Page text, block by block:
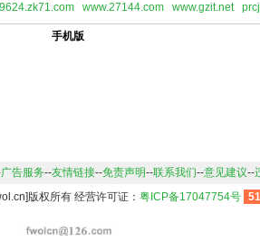
www.27144.com www.gzit.net
手机版
广告服务--友情链接--免责声明--联系我们--意见建议--
版权所有 经营许可证： 粤ICP备17047754号